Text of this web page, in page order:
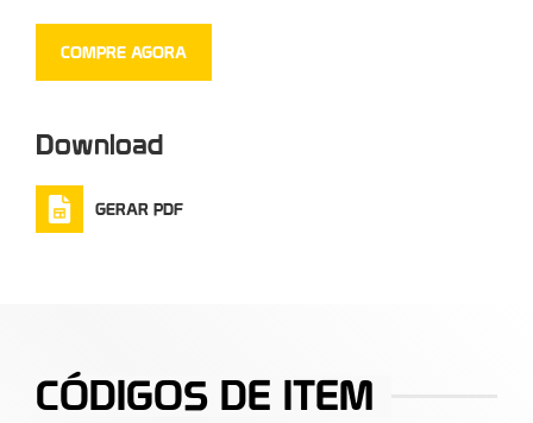
COMPRE AGORA
Download
GERAR PDF
CÓDIGOS DE ITEM